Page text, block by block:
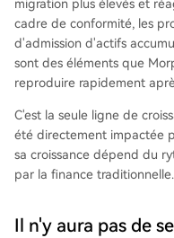
migration plus élevés et
cadre de conformité, les
d'admission d'actifs
sont des éléments que
reproduire rapidement
C'est la seule ligne de
été directement impactée
sa croissance dépend du
par la finance traditionnelle.
Il n'y aura pas de